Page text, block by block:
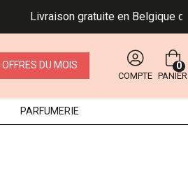
Livraison gratuite en Belgique
OFFRES DU MOIS
COMPTE PANIER
0
PARFUMERIE